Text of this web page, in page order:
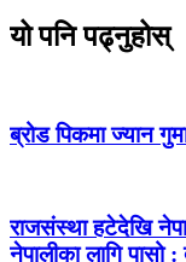
यो पनि पढ्नुहोस्
ब्रोड पिकमा ज्यान
राजसंस्था हटेदेखि
नेपालीका लागि पासो :